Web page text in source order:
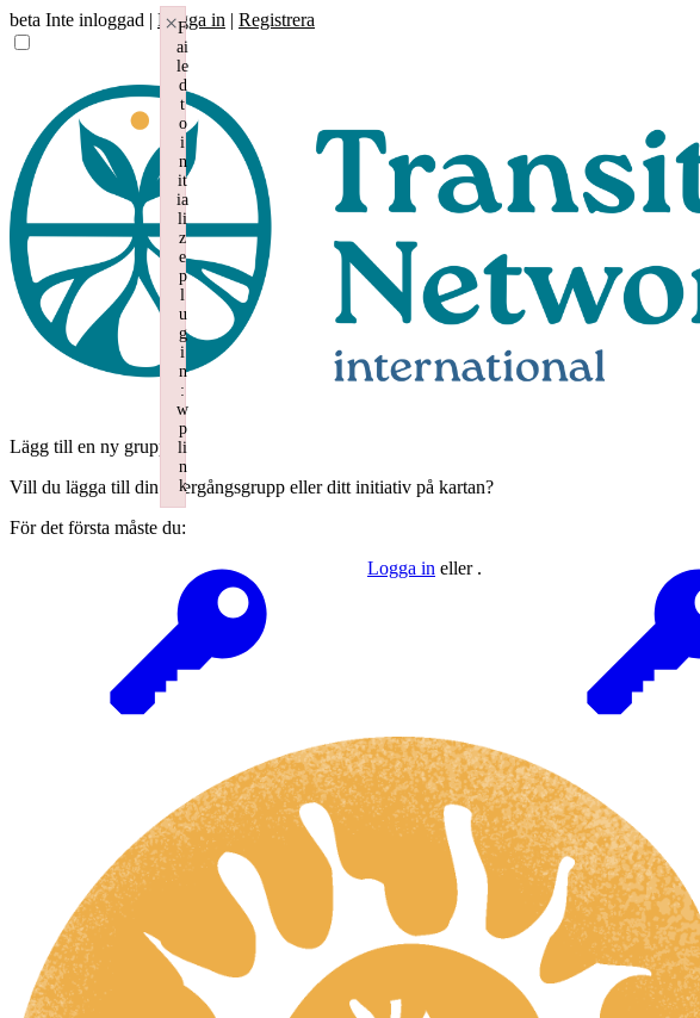
beta Inte inloggad | Logga in | Registrera
Lägg till en ny grupp
Vill du lägga till din övergångsgrupp eller ditt initiativ på kartan?
För det första måste du:
Logga in eller .
F
ai
le
d
t
o
i
n
it
ia
li
z
e
p
l
u
g
i
n
:
w
p
li
n
k
×
Failed to initialize plugin: wplink